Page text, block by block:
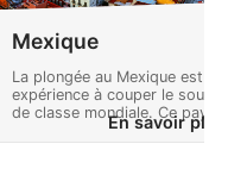
Mexique
La plongée au Mexique est
expérience à couper le
de classe mondiale. Ce pays
offre de nombreuses
et un paysage plein de
En savoir